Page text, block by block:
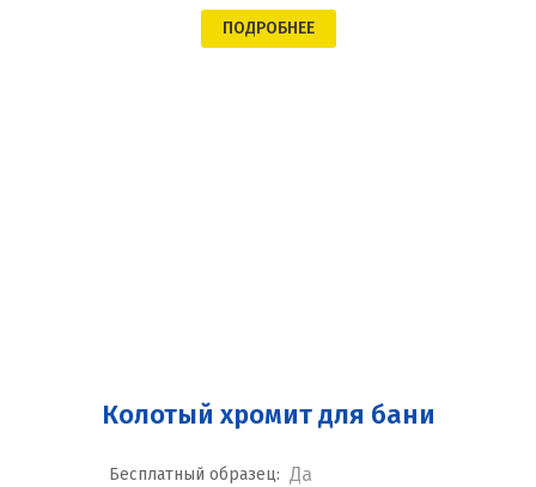
ПОДРОБНЕЕ
Колотый хромит для бани
Бесплатный образец: Да